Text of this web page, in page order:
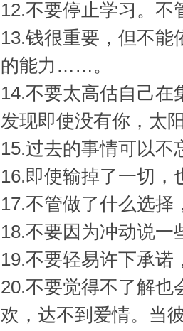
12.不要停止学习。
13.钱很重要，但不
的能力……。
14.不要太高估自己
发现即使没有你，太
15.过去的事情可以不
16.即使输掉了一切
17.不管做了什么选
18.不要因为冲动说一
19.不要轻易许下承
20.不要觉得不了解也
欢，达不到爱情。当